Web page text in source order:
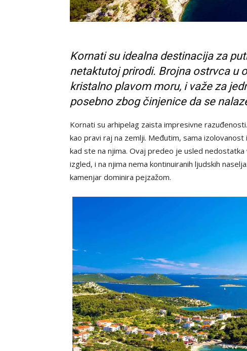
Kornati su idealna destinacija za
netaktutoj prirodi. Brojna ostrvca u
kristalno plavom moru, i važe za
posebno zbog činjenice da se
Kornati su arhipelag zaista impresivne
kao pravi raj na zemlji. Međutim, sama
kad ste na njima. Ovaj predeo je usled
izgled, i na njima nema kontinuiranih ljudskih
kamenjar dominira pejzažom.